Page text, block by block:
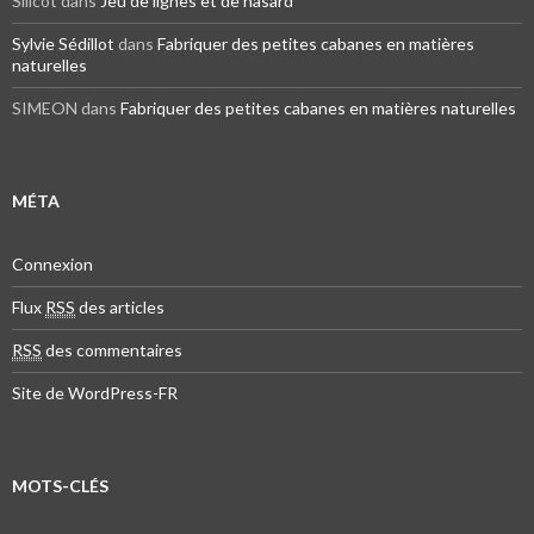
Sylvie Sédillot dans Fabriquer des petites cabanes en matières
naturelles
SIMEON dans Fabriquer des petites cabanes en matières naturelles
MÉTA
Connexion
Flux RSS des articles
RSS des commentaires
Site de WordPress-FR
MOTS-CLÉS